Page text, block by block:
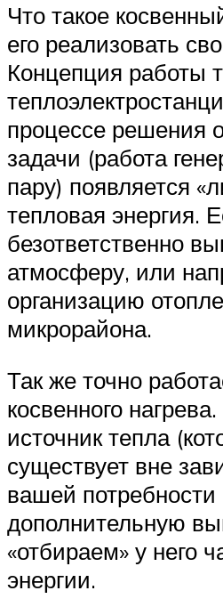
Что такое
его реализовать
Концепция работы
процессе решения
задачи (работа
пару) появляется
тепловая энергия.
безответственно
атмосферу, или
организацию
микрорайона.
Так же точно
косвенного
источник тепла
существует вне
вашей потребности
дополнительную
«отбираем» у него
энергии.